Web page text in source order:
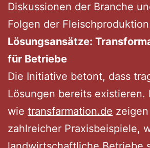
Diskussionen der Branche
Folgen der
Lösungsansätze:
für Betriebe
Die Initiative betont, dass
Lösungen bereits existieren.
wie transfarmation.de
zahlreicher Praxisbeispiele,